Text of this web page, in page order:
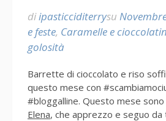
diipasticciditerrysu
e feste, Caramelle e
golosità
Barrette di cioccolato e riso
questo mese con
#bloggalline. Questo mese
Elena, che apprezzo e seguo da